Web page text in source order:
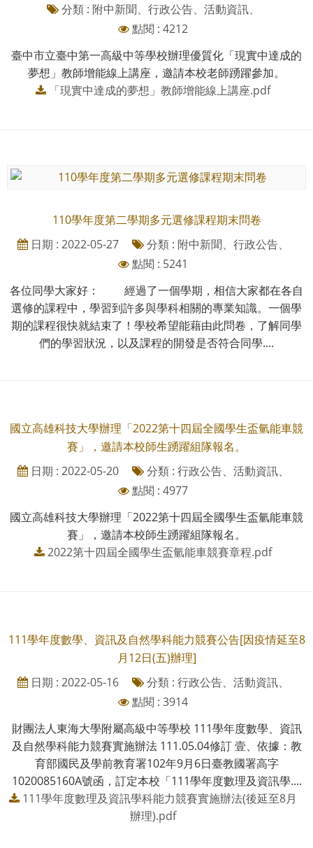
分類 : 附中新聞、行政公告、活動資訊、
點閱 : 4212
臺中市立臺中第一高級中等學校辦理優質化「現實中達成的
夢想」教師增能線上講座，邀請本校老師踴躍參加。
「現實中達成的夢想」教師增能線上講座.pdf
110學年度第二學期多元選修課程期末問卷
日期 : 2022-05-27
分類 : 附中新聞、行政公告、
點閱 : 5241
各位同學大家好： 經過了一個學期，相信大家都在各自
選修的課程中，學習到許多與學科相關的專業知識。一個學
期的課程很快就結束了！學校希望能藉由此問卷，了解同學
們的學習狀況，以及課程的開發是否符合同學....
國立高雄科技大學辦理「2022第十四屆全國學生盃氫能車競
賽」，邀請本校師生踴躍組隊報名。
日期 : 2022-05-20
分類 : 行政公告、活動資訊、
點閱 : 4977
國立高雄科技大學辦理「2022第十四屆全國學生盃氫能車競
賽」，邀請本校師生踴躍組隊報名。
2022第十四屆全國學生盃氫能車競賽章程.pdf
111學年度數學、資訊及自然學科能力競賽公告[因疫情延至8
月12日(五)辦理]
日期 : 2022-05-16
分類 : 行政公告、活動資訊、
點閱 : 3914
財團法人東海大學附屬高級中等學校 111學年度數學、資訊
及自然學科能力競賽實施辦法 111.05.04修訂 壹、依據：教
育部國民及學前教育署102年9月6日臺教國署高字
1020085160A號函，訂定本校「111學年度數理及資訊學....
111學年度數理及資訊學科能力競賽實施辦法(後延至8月
辦理).pdf